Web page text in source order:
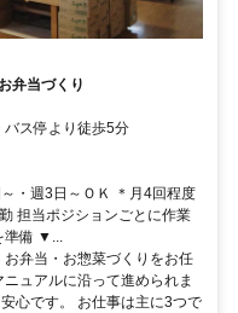
弁当づくり
バス停より徒歩5分
・週3日～ＯＫ ＊月4回程度
担当ポジションごとに作業
準備 ▼...
弁当・お惣菜づくりをお任
ュアルに沿って進められま
心です。 お仕事は主に3つで